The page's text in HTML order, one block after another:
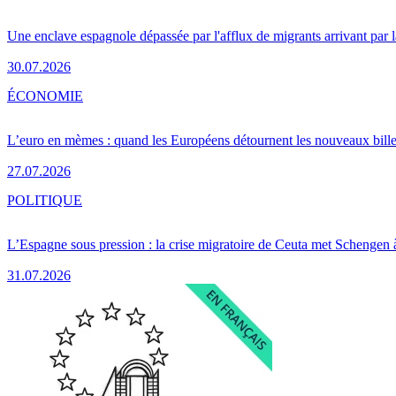
Une enclave espagnole dépassée par l'afflux de migrants arrivant par
30.07.2026
L’euro en mèmes : quand les Européens détournent les nouveaux
27.07.2026
ÉCONOMIE
L’Espagne sous pression : la crise migratoire de Ceuta met Schengen
31.07.2026
POLITIQUE